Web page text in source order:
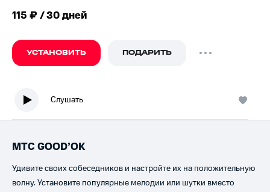
115 ₽ / 30 дней
УСТАНОВИТЬ ПОДАРИТЬ
Слушать
МТС GOOD’OK
Удивите своих собеседников и настройте их на положительную
волну. Установите популярные мелодии или шутки вместо